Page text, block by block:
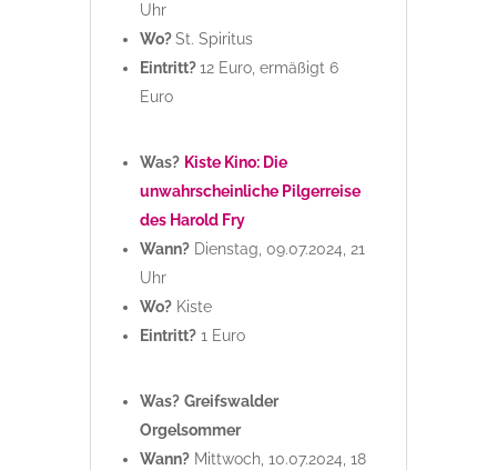
Uhr
Wo?St. Spiritus
Eintritt?12 Euro, ermäßigt 6
Euro
Was? Kiste Kino: Die
unwahrscheinliche Pilgerreise
des Harold Fry
Wann?Dienstag, 09.07.2024, 21
Uhr
Wo?Kiste
Eintritt?1 Euro
Was? Greifswalder
Orgelsommer
Wann?Mittwoch, 10.07.2024, 18